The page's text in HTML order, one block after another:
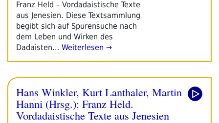
Franz Held – Vordadaistische Texte
aus Jenesien. Diese Textsammlung
begibt sich auf Spurensuche nach
dem Leben und Wirken des
Dadaisten… Weiterlesen →
Hans Winkler, Kurt Lanthaler, Martin
Hanni (Hrsg.): Franz Held.
Vordadaistische Texte aus Jenesien